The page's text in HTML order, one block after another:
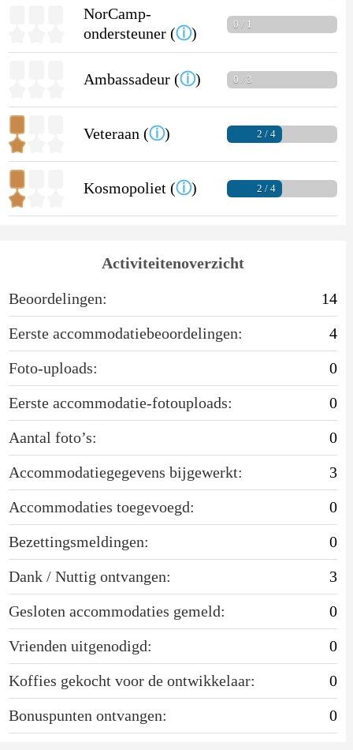
NorCamp-
ondersteuner (ⓘ)
0 / 1
Ambassadeur (ⓘ) 0 / 3
Veteraan (ⓘ) 2 / 4
Kosmopoliet (ⓘ) 2 / 4
Activiteitenoverzicht
Beoordelingen:
14
Eerste accommodatiebeoordelingen:
4
Foto-uploads:
0
Eerste accommodatie-fotouploads:
0
Aantal foto’s:
0
Accommodatiegegevens bijgewerkt:
3
Accommodaties toegevoegd:
0
Bezettingsmeldingen:
0
Dank / Nuttig ontvangen:
3
Gesloten accommodaties gemeld:
0
Vrienden uitgenodigd:
0
Koffies gekocht voor de ontwikkelaar:
0
Bonuspunten ontvangen:
0